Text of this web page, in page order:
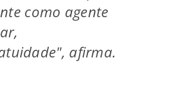
como agente
afirma.